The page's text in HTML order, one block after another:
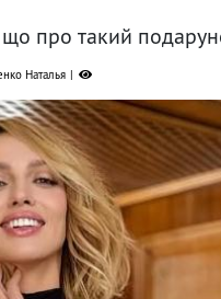
про такий
Наталья